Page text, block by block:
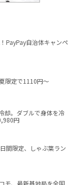
PayPay自治体キャンペ
限定で1110円～
却。ダブルで身体を冷
円
間限定、しゃぶ葉ラン